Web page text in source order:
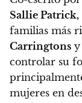
Sallie Patrick,
familias más
Carringtons y
controlar su
mujeres en